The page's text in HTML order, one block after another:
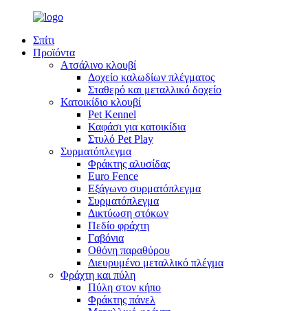
Σπίτι
Προϊόντα
Ατσάλινο κλουβί
Δοχείο καλωδίων πλέγματος
Σταθερό και μεταλλικό δοχείο
Κατοικίδιο κλουβί
Pet Kennel
Καφάσι για κατοικίδια
Στυλό Pet Play
Συρματόπλεγμα
Φράκτης αλυσίδας
Euro Fence
Εξάγωνο συρματόπλεγμα
Συρματόπλεγμα
Δικτύωση στόκων
Πεδίο φράχτη
Γαβόνια
Οθόνη παραθύρου
Διευρυμένο μεταλλικό πλέγμα
Φράχτη και πύλη
Πύλη στον κήπο
Φράκτης πάνελ